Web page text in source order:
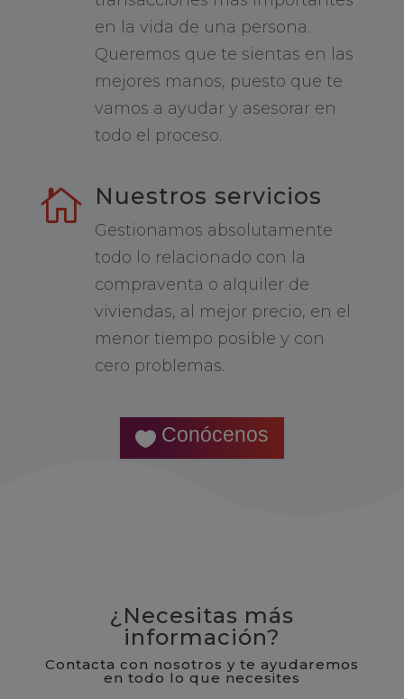
en la vida de una persona.
Queremos que te sientas en las
mejores manos, puesto que te
vamos a ayudar y asesorar en
todo el proceso.
 Nuestros servicios
Gestionamos absolutamente
todo lo relacionado con la
compraventa o alquiler de
viviendas, al mejor precio, en el
menor tiempo posible y con
cero problemas.
Conócenos
¿Necesitas más
información?
Contacta con nosotros y te ayudaremos
en todo lo que necesites